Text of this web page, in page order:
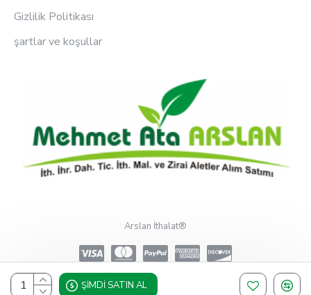
ŞIMDI SATIN AL
Gizlilik Politikası
şartlar ve koşullar
Arslan İthalat®